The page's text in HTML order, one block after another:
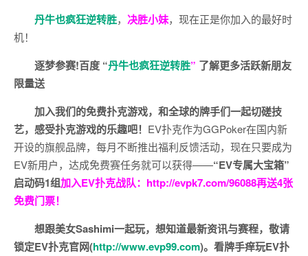
丹牛也疯狂逆转胜， 决胜小妹，现在正是你加入的最好时
机！
逐梦参赛!百度 “丹牛也疯狂逆转胜” 了解更多活跃新朋友
限量送
加入我们的免费扑克游戏，和全球的牌手们一起切磋技
艺，感受扑克游戏的乐趣吧！ EV扑克作为GGPoker在国内新
开设的旗舰品牌，每月不断推出福利反馈活动，现在只要成为
EV新用户，达成免费赛任务就可以获得——“EV专属大宝箱”
启动码1组加入EV扑克战队： http://evpk7.com/96088再送4张
免费门票！
想跟美女Sashimi一起玩， 想知道最新资讯与赛程， 敬请
锁定EV扑克官网(http://www.evp99.com)。 看牌手痒玩EV扑